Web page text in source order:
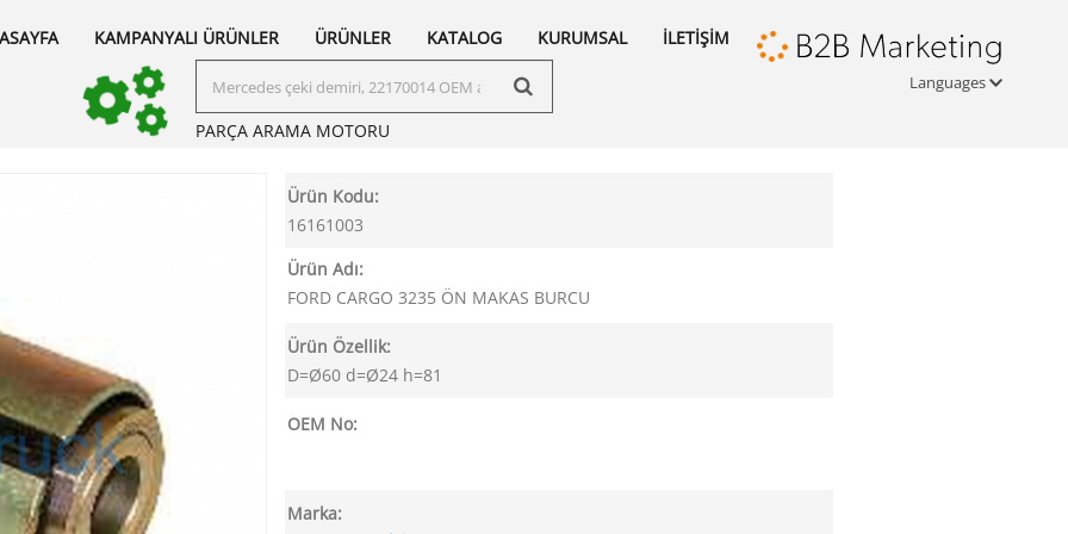
Languages
KAMPANYALI ÜRÜNLER ÜRÜNLER KATALOG KURUMSAL İLETİŞİM
PARÇA ARAMA MOTORU
Ürün Kodu:
16161003
Ürün Adı:
FORD CARGO 3235 ÖN MAKAS BURCU
Ürün Özellik:
D=Ø60 d=Ø24 h=81
OEM No:
Marka: